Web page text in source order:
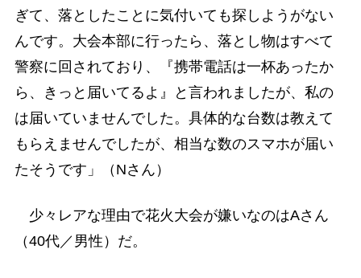
ぎて、落としたことに気付いても探しようがない
んです。大会本部に行ったら、落とし物はすべて
警察に回されており、『携帯電話は一杯あったか
ら、きっと届いてるよ』と言われましたが、私の
は届いていませんでした。具体的な台数は教えて
もらえませんでしたが、相当な数のスマホが届い
たそうです」（Nさん）
少々レアな理由で花火大会が嫌いなのはAさん
（40代／男性）だ。